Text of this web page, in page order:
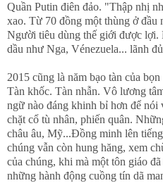
Quần Putin điên đảo. "Thập nhị
xao. Từ 70 đồng một thùng ở đầu
Người tiêu dùng thế giới được lợi.
dầu như Nga, Vénezuela... lãnh
2015 cũng là năm bạo tàn của
Tàn khốc. Tàn nhẫn. Vô lương
ngữ nào đáng khinh bỉ hơn để nói
chặt cổ tù nhân, phiến quân.
châu âu, Mỹ...Đồng minh lên
chúng vẫn còn hung hăng, xem
của chúng, khi mà một tôn giáo
những hành động cuồng tín dã